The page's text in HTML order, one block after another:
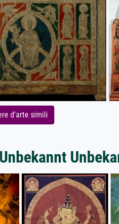
d'arte simili